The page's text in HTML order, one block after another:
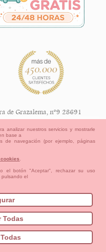
Niño
Mamas & Papas
TALLAS
Legal
y reembolsos
Cookies
Mapa del sitio
de Grazalema, nº9 28691
89 09
analizar nuestros servicios y mostrarle
base a
de navegación (por ejemplo, páginas
el botón "Aceptar", rechazar su uso
pulsando el
Todas